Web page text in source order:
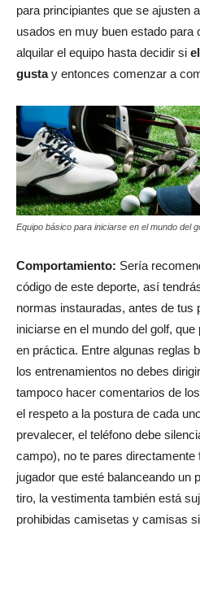
para principiantes que se ajusten
usados en muy buen estado para
alquilar el equipo hasta decidir si
gustay entonces comenzar a
Equipo básico para iniciarse en el mundo del
Comportamiento: Sería
código de este deporte, así
normas instauradas, antes de tus
iniciarse en el mundo del golf,
en práctica. Entre algunas reglas
los entrenamientos no debes
tampoco hacer comentarios de
el respeto a la postura de cada
prevalecer, el teléfono debe
campo), no te pares directamente
jugador que esté balanceando un
tiro, la vestimenta también está
prohibidas camisetas y camisas